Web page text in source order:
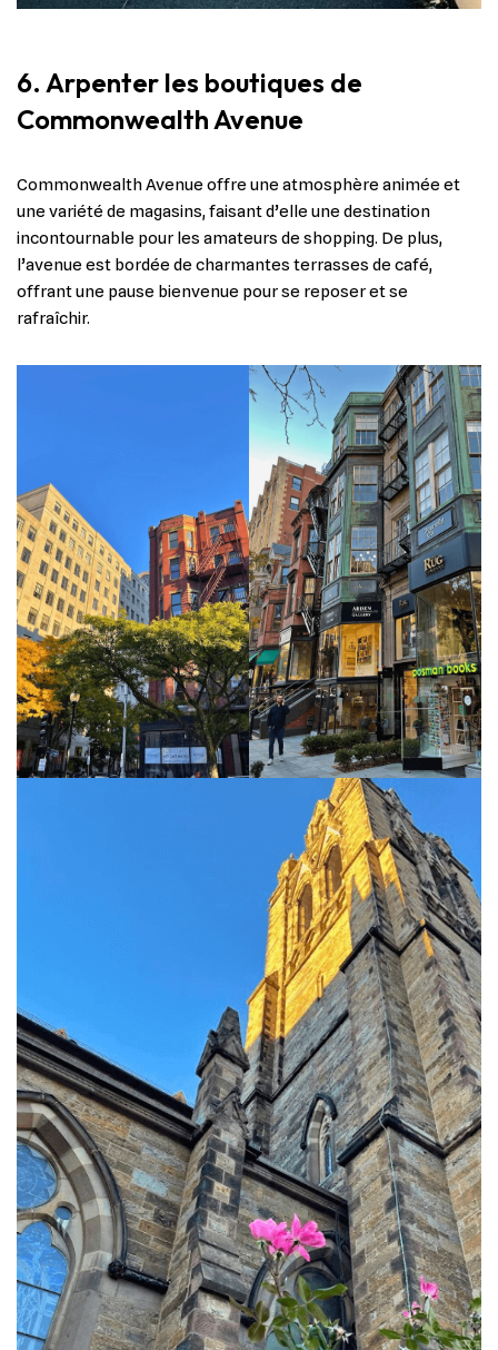
6. Arpenter les boutiques de
Commonwealth Avenue
Commonwealth Avenue offre une atmosphère animée et
une variété de magasins, faisant d’elle une destination
incontournable pour les amateurs de shopping. De plus,
l’avenue est bordée de charmantes terrasses de café,
offrant une pause bienvenue pour se reposer et se
rafraîchir.